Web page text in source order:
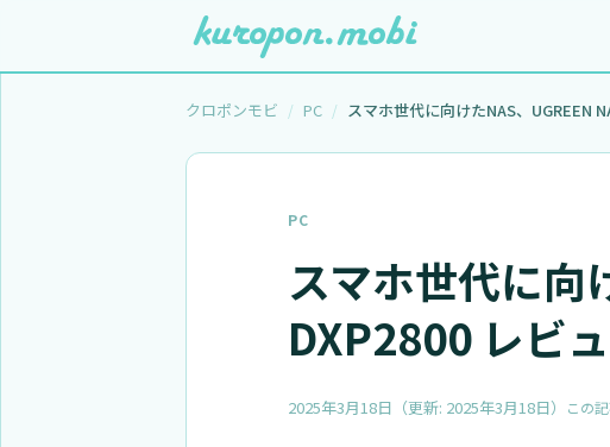
クロポンモビ PC
PC
スマホ世代に向
DXP2800 レビュ
2025年3月18日 （更新: 2025年3月18日） この